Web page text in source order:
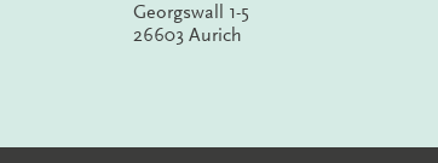
Georgswall 1-5
26603 Aurich